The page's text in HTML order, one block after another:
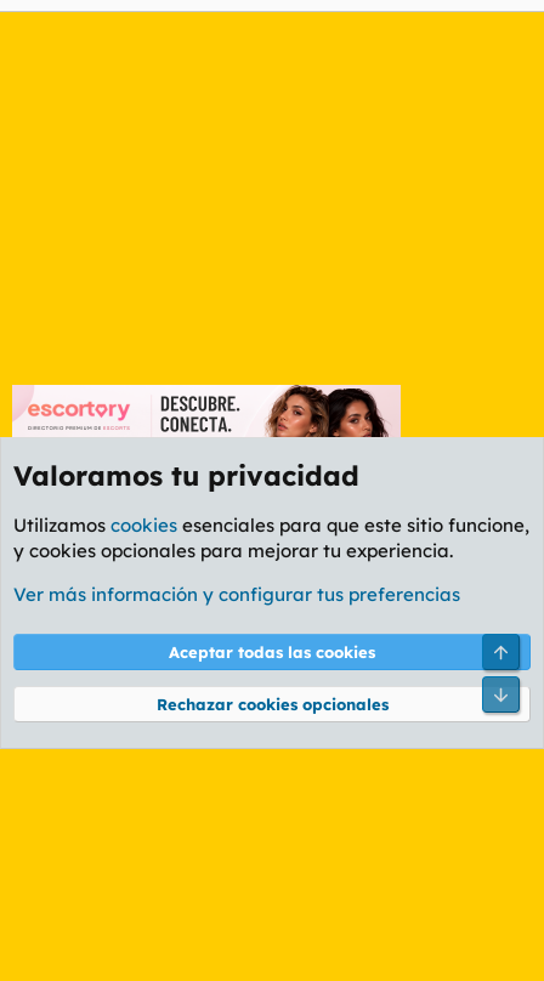
Etiquetas
Cookies
PL OLDSTYLE AMARILLO
Términos y reglas Política de privacidad Ayuda
Community platform by XenForo® © 2010-2026 XenForo Ltd.
Valoramos tu privacidad
Utilizamos cookies esenciales para que este sitio funcione,
y cookies opcionales para mejorar tu experiencia.
Ver más información y configurar tus preferencias
Aceptar todas las cookies
Rechazar cookies opcionales
Pie